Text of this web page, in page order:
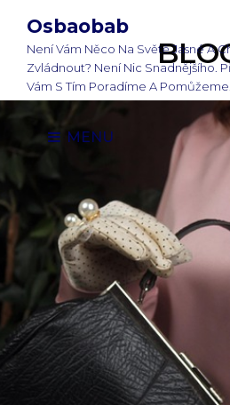
Osbaobab
Není Vám Něco Na Světě Jasné A
Zvládnout? Není Nic Snadnějšího.
Vám S Tím Poradíme A Pomůžeme.
MENU